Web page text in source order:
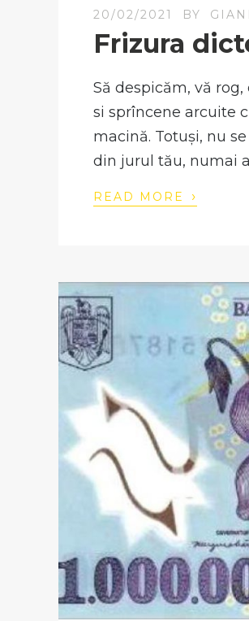
20/02/2021 BY
Frizura
Să despicăm, vă
si sprîncene arcuite
macină. Totuși, nu
din jurul tău, numai
READ MORE ›